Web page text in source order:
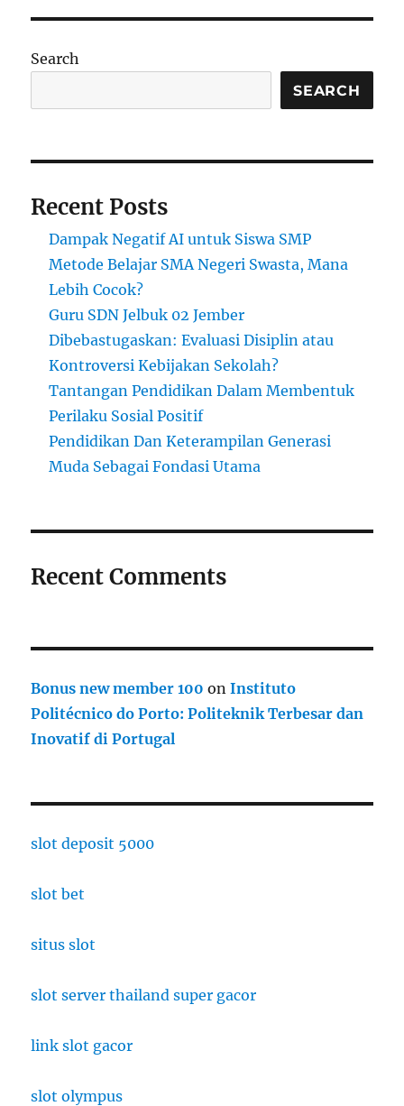
Search
SEARCH
Recent Posts
Dampak Negatif AI untuk Siswa SMP
Metode Belajar SMA Negeri Swasta, Mana
Lebih Cocok?
Guru SDN Jelbuk 02 Jember
Dibebastugaskan: Evaluasi Disiplin atau
Kontroversi Kebijakan Sekolah?
Tantangan Pendidikan Dalam Membentuk
Perilaku Sosial Positif
Pendidikan Dan Keterampilan Generasi
Muda Sebagai Fondasi Utama
Recent Comments
Bonus new member 100 onInstituto
Politécnico do Porto: Politeknik Terbesar dan
Inovatif di Portugal
slot deposit 5000
slot bet
situs slot
slot server thailand super gacor
link slot gacor
slot olympus